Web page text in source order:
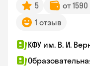
5 от
1 отзыв
КФУ им. В. И.